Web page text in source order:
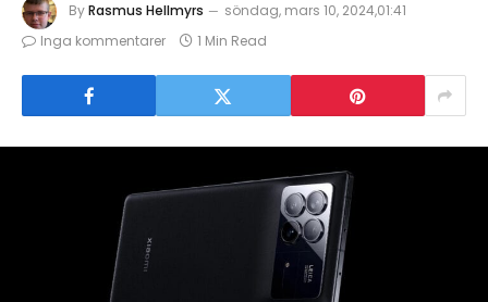
ByRasmus Hellmyrs
söndag, mars 10, 2024,01:41
Inga kommentarer
1 Min Read